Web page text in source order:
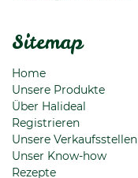
Sitemap
Home
Unsere Produkte
Über Halideal
Registrieren
Unsere Verkaufsstellen
Unser Know-how
Rezepte